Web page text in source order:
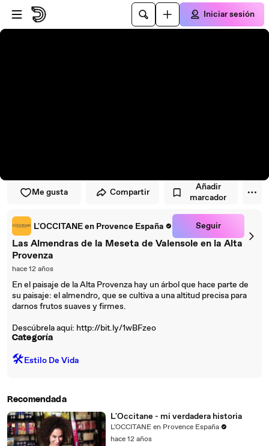
Saltar al reproductor
Saltar al contenido principal
Iniciar sesión
Me gusta Compartir
Añadir
marcador
L'OCCITANE en Provence España Seguir
Las Almendras de la Meseta de Valensole en la Alta
Provenza
hace 12 años
En el paisaje de la Alta Provenza hay un árbol que hace parte de
su paisaje: el almendro, que se cultiva a una altitud precisa para
darnos frutos suaves y firmes.
Descúbrela aquí: http://bit.ly/1wBFzeo
Categoría
🛠️Estilo De Vida
Recomendada
L'Occitane - mi verdadera historia
L'OCCITANE en Provence España
hace 12 años